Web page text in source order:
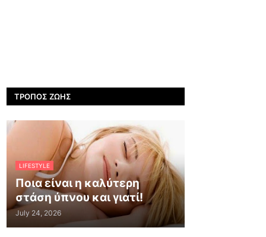
ΤΡΌΠΟΣ ΖΩΉΣ
LIFESTYLE
Ποια είναι η καλύτερη
στάση ύπνου και γιατί!
July 24, 2026